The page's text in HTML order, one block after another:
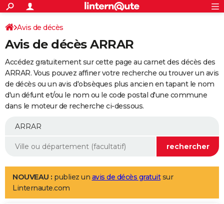
ACTUALITÉS
Politique
Société
Faits Divers
Education
Monde
Villes
+
SPORT
Coupe du monde 2026
Football
Tennis
Cyclisme
Rugby
Forum
Programme TV
TNT
Streaming
Cinéma
Sorties cinéma
Musique
+
FINANCE
Retraite
Impôts
Epargne
Immobilier
Risques naturels par ville
Banque
Assurance
Crédit
AUTO
Essais
Réserver un essai
Citadines
Berlines
SUV
Forum auto
+
Mobiles
Meilleur smartphone
Internet
Ordinateurs
Jeux vidéo
Guide high-tech
Aménagement intérieur
LIFESTYLE
Art de vivre
Bien-être
Loisirs
Mode
Modes de vie
Avis de décès
Avis de décès ARRAR
Accédez gratuitement sur cette page au carnet des décès des
ARRAR. Vous pouvez affiner votre recherche ou trouver un avis
de décès ou un avis d'obsèques plus ancien en tapant le nom
d'un défunt et/ou le nom ou le code postal d'une commune
dans le moteur de recherche ci-dessous.
NOUVEAU : publiez un avis de décès gratuitsur
Linternaute.com